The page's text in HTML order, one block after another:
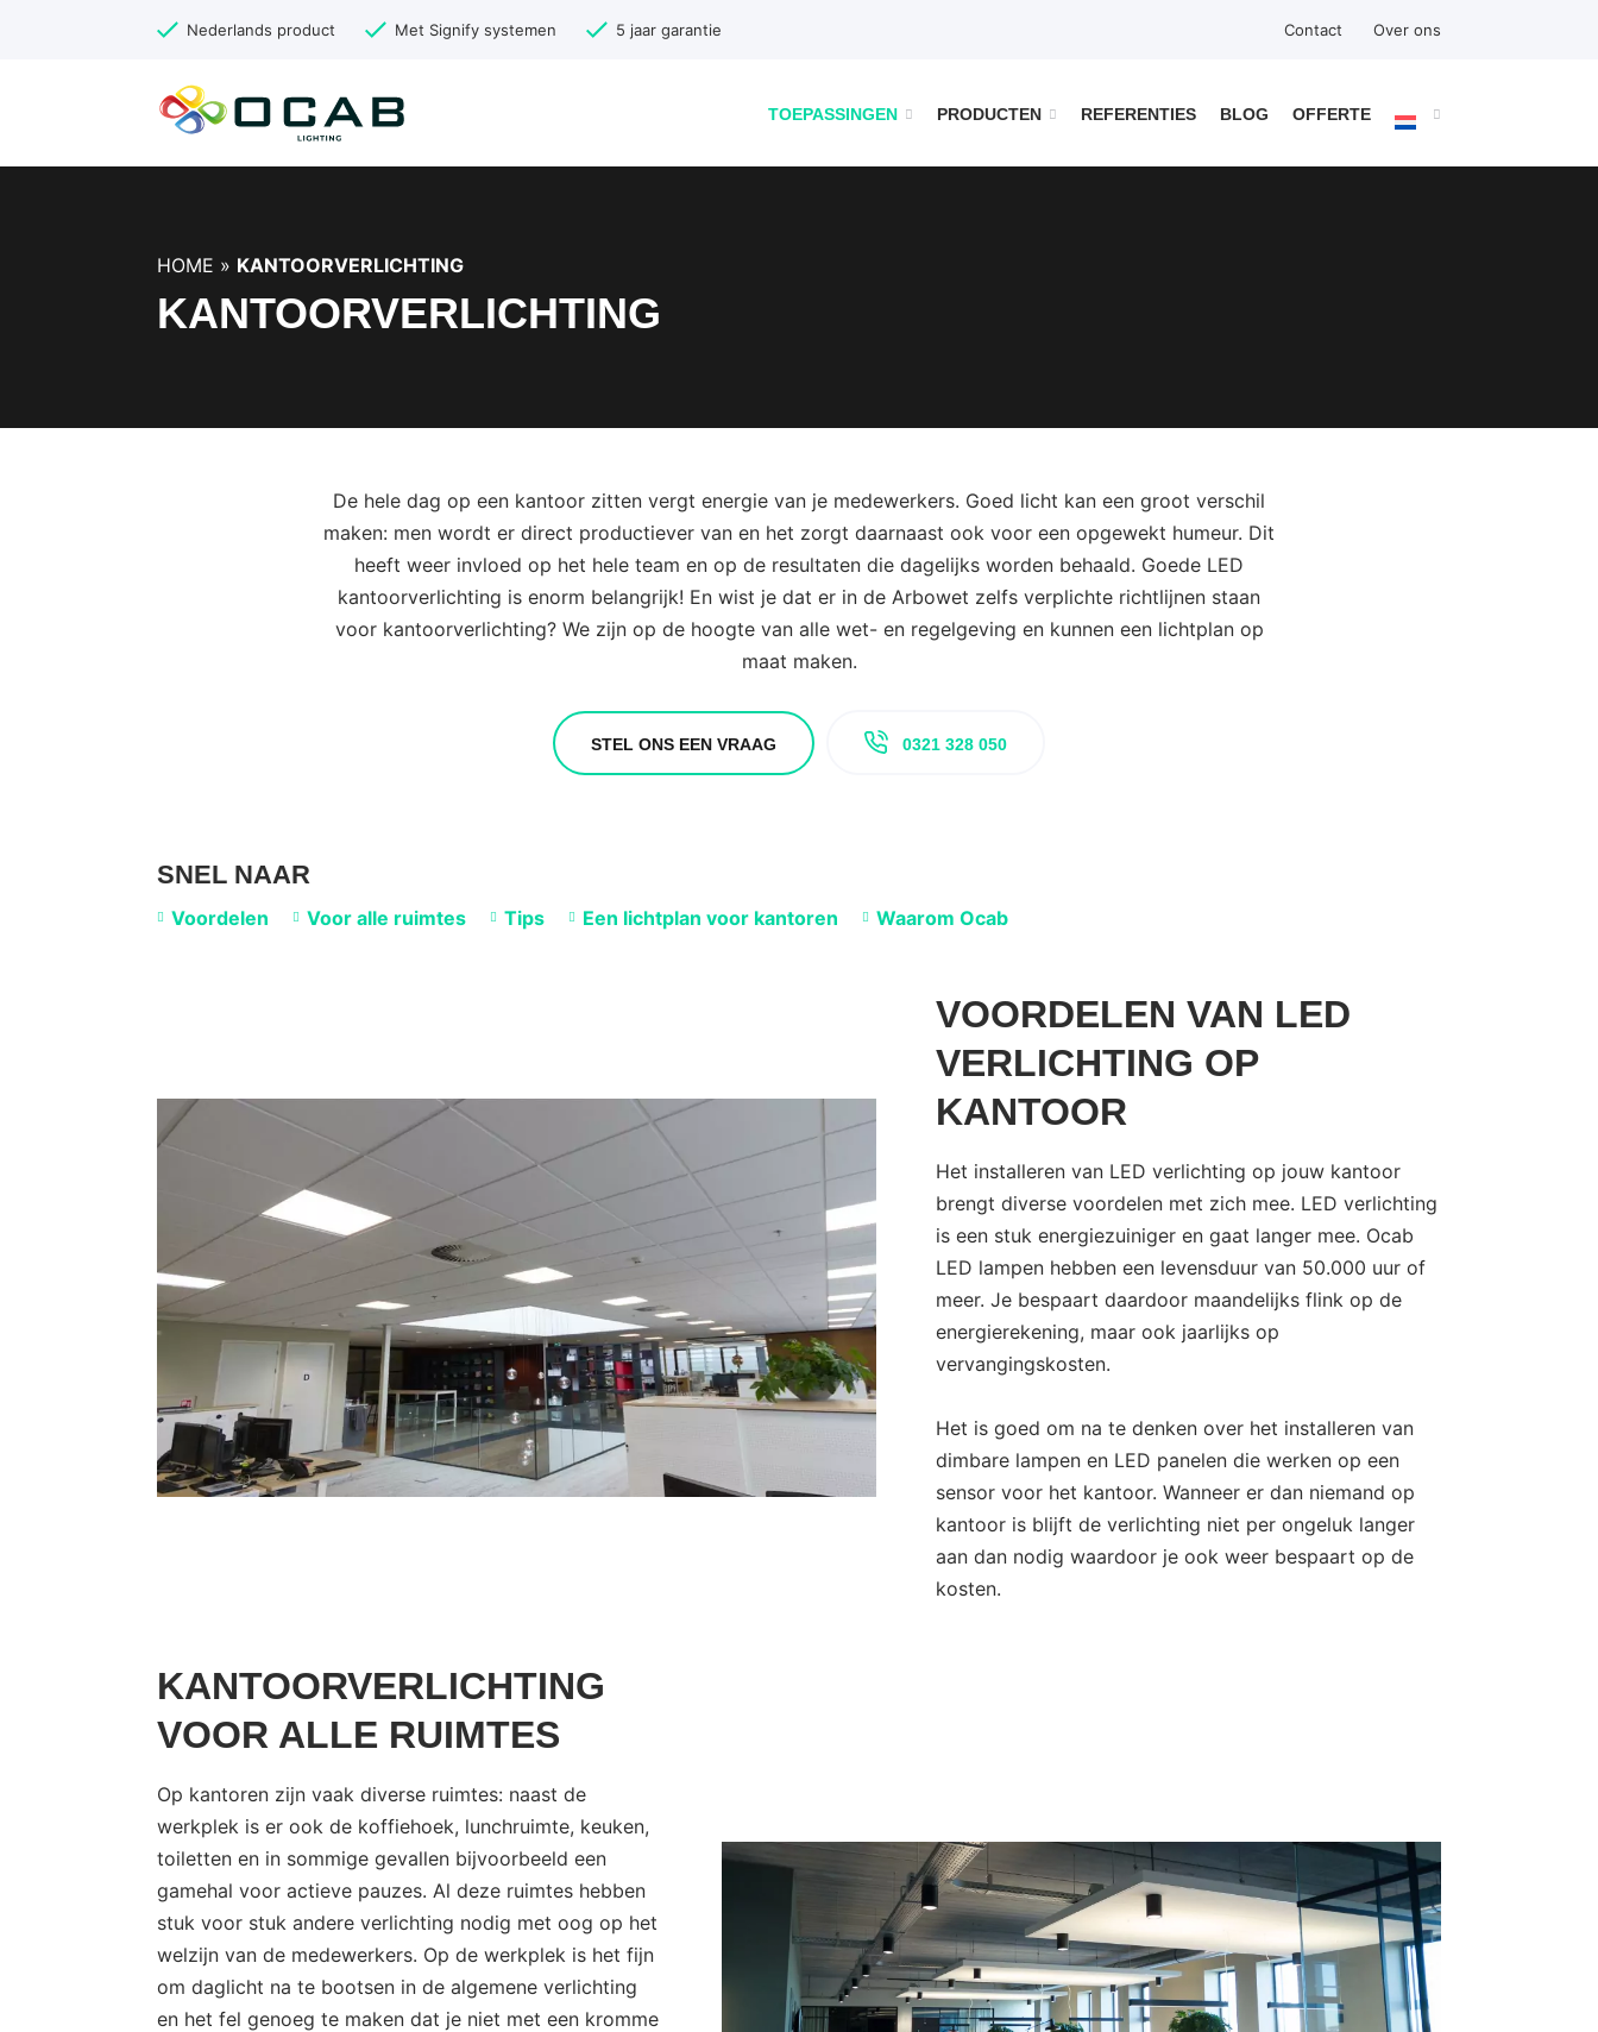
Nederlands product Met Signify systemen 5 jaar garantie Contact Over ons
TOEPASSINGEN PRODUCTEN REFERENTIES BLOG OFFERTE
HOME » KANTOORVERLICHTING
KANTOORVERLICHTING
De hele dag op een kantoor zitten vergt energie van je medewerkers. Goed licht kan een groot verschil
maken: men wordt er direct productiever van en het zorgt daarnaast ook voor een opgewekt humeur. Dit
heeft weer invloed op het hele team en op de resultaten die dagelijks worden behaald. Goede LED
kantoorverlichting is enorm belangrijk! En wist je dat er in de Arbowet zelfs verplichte richtlijnen staan
voor kantoorverlichting? We zijn op de hoogte van alle wet- en regelgeving en kunnen een lichtplan op
maat maken.
STEL ONS EEN VRAAG 0321 328 050
SNEL NAAR
Voordelen Voor alle ruimtes Tips Een lichtplan voor kantoren Waarom Ocab
VOORDELEN VAN LED
VERLICHTING OP
KANTOOR
Het installeren van LED verlichting op jouw kantoor
brengt diverse voordelen met zich mee. LED verlichting
is een stuk energiezuiniger en gaat langer mee. Ocab
LED lampen hebben een levensduur van 50.000 uur of
meer. Je bespaart daardoor maandelijks flink op de
energierekening, maar ook jaarlijks op
vervangingskosten.
Het is goed om na te denken over het installeren van
dimbare lampen en LED panelen die werken op een
sensor voor het kantoor. Wanneer er dan niemand op
kantoor is blijft de verlichting niet per ongeluk langer
aan dan nodig waardoor je ook weer bespaart op de
kosten.
KANTOORVERLICHTING
VOOR ALLE RUIMTES
Op kantoren zijn vaak diverse ruimtes: naast de
werkplek is er ook de koffiehoek, lunchruimte, keuken,
toiletten en in sommige gevallen bijvoorbeeld een
gamehal voor actieve pauzes. Al deze ruimtes hebben
stuk voor stuk andere verlichting nodig met oog op het
welzijn van de medewerkers. Op de werkplek is het fijn
om daglicht na te bootsen in de algemene verlichting
en het fel genoeg te maken dat je niet met een kromme